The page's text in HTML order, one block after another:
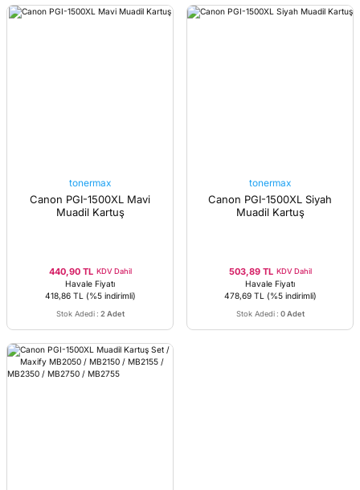
tonermax
Canon PGI-1500XL Mavi
Muadil Kartuş
440,90 TL KDV Dahil
Havale Fiyatı
418,86 TL
(%5 indirimli)
Stok Adedi : 2 Adet
tonermax
Canon PGI-1500XL Siyah
Muadil Kartuş
503,89 TL KDV Dahil
Havale Fiyatı
478,69 TL
(%5 indirimli)
Stok Adedi : 0 Adet